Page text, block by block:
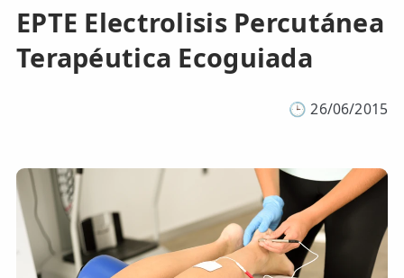
EPTE Electrolisis Percutánea
Terapéutica Ecoguiada
🕒 26/06/2015